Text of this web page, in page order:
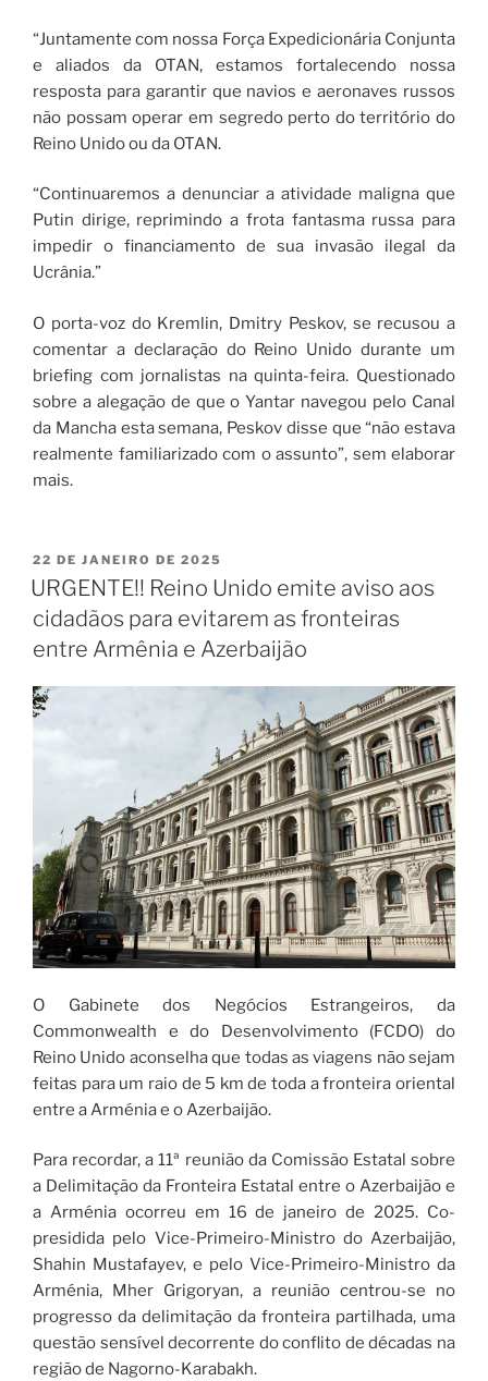
“Juntamente com nossa Força Expedicionária Conjunta
e aliados da OTAN, estamos fortalecendo nossa
resposta para garantir que navios e aeronaves russos
não possam operar em segredo perto do território do
Reino Unido ou da OTAN.
“Continuaremos a denunciar a atividade maligna que
Putin dirige, reprimindo a frota fantasma russa para
impedir o financiamento de sua invasão ilegal da
Ucrânia.”
O porta-voz do Kremlin, Dmitry Peskov, se recusou a
comentar a declaração do Reino Unido durante um
briefing com jornalistas na quinta-feira. Questionado
sobre a alegação de que o Yantar navegou pelo Canal
da Mancha esta semana, Peskov disse que “não estava
realmente familiarizado com o assunto”, sem elaborar
mais.
22 DE JANEIRO DE 2025
URGENTE!! Reino Unido emite aviso aos
cidadãos para evitarem as fronteiras
entre Armênia e Azerbaijão
O Gabinete dos Negócios Estrangeiros, da
Commonwealth e do Desenvolvimento (FCDO) do
Reino Unido aconselha que todas as viagens não sejam
feitas para um raio de 5 km de toda a fronteira oriental
entre a Arménia e o Azerbaijão.
Para recordar, a 11ª reunião da Comissão Estatal sobre
a Delimitação da Fronteira Estatal entre o Azerbaijão e
a Arménia ocorreu em 16 de janeiro de 2025. Co-
presidida pelo Vice-Primeiro-Ministro do Azerbaijão,
Shahin Mustafayev, e pelo Vice-Primeiro-Ministro da
Arménia, Mher Grigoryan, a reunião centrou-se no
progresso da delimitação da fronteira partilhada, uma
questão sensível decorrente do conflito de décadas na
região de Nagorno-Karabakh.